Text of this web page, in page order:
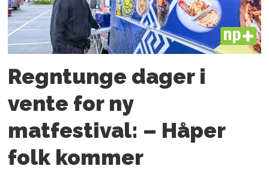
PLUS
Regntunge dager i
vente for ny
matfestival: – Håper
folk kommer